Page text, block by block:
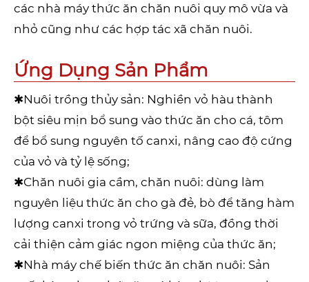
các nhà máy thức ăn chăn nuôi quy mô vừa và
nhỏ cũng như các hợp tác xã chăn nuôi.
Ứng Dụng Sản Phẩm
✱Nuôi trồng thủy sản: Nghiền vỏ hàu thành
bột siêu mịn bổ sung vào thức ăn cho cá, tôm
để bổ sung nguyên tố canxi, nâng cao độ cứng
của vỏ và tỷ lệ sống;
✱Chăn nuôi gia cầm, chăn nuôi: dùng làm
nguyên liệu thức ăn cho gà đẻ, bò để tăng hàm
lượng canxi trong vỏ trứng và sữa, đồng thời
cải thiện cảm giác ngon miệng của thức ăn;
✱Nhà máy chế biến thức ăn chăn nuôi: Sản